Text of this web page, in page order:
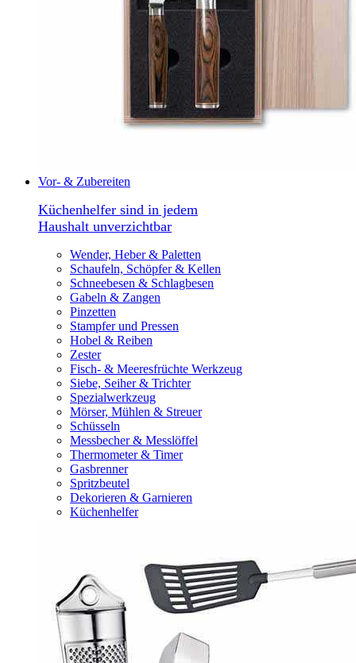
Vor- & Zubereiten
Küchenhelfer sind in jedem
Haushalt unverzichtbar
Wender, Heber & Paletten
Schaufeln, Schöpfer & Kellen
Schneebesen & Schlagbesen
Gabeln & Zangen
Pinzetten
Stampfer und Pressen
Hobel & Reiben
Zester
Fisch- & Meeresfrüchte Werkzeug
Siebe, Seiher & Trichter
Spezialwerkzeug
Mörser, Mühlen & Streuer
Schüsseln
Messbecher & Messlöffel
Thermometer & Timer
Gasbrenner
Spritzbeutel
Dekorieren & Garnieren
Küchenhelfer